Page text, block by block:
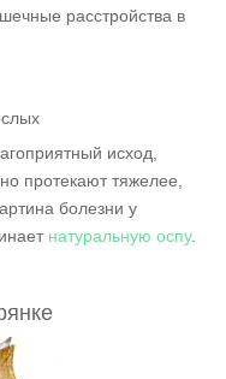
расстройства в
исход,
протекают тяжелее,
болезни у
натуральную оспу.